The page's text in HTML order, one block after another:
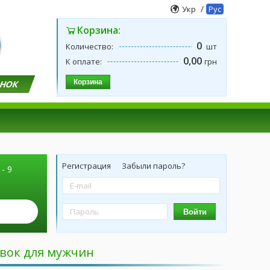
Укр / Рус
Корзина:
Количество: 0 шт
К оплате:
0,00 грн
Корзина
9
Регистрация Забыли пароль?
Войти
для мужчин